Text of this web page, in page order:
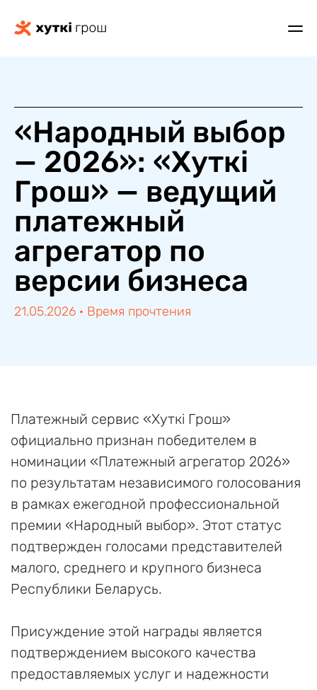
«Народный выбор
— 2026»: «Хуткi
Грош» — ведущий
платежный
агрегатор по
версии бизнеса
21.05.2026 · Время прочтения
Платежный сервис «Хуткi Грош»
официально признан победителем в
номинации «Платежный агрегатор 2026»
по результатам независимого голосования
в рамках ежегодной профессиональной
премии «Народный выбор». Этот статус
подтвержден голосами представителей
малого, среднего и крупного бизнеса
Республики Беларусь.
Присуждение этой награды является
подтверждением высокого качества
предоставляемых услуг и надежности